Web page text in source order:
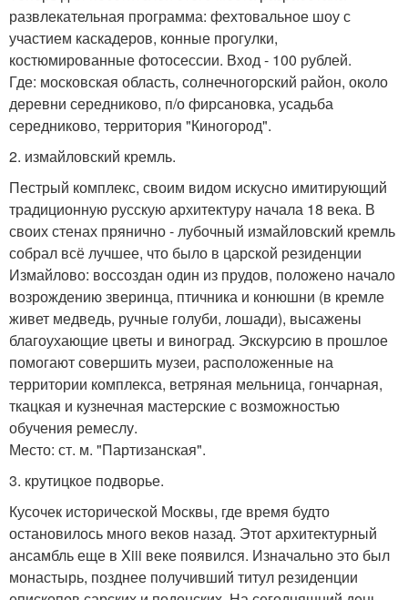
развлекательная программа: фехтовальное шоу с
участием каскадеров, конные прогулки,
костюмированные фотосессии. Вход - 100 рублей.
Где: московская область, солнечногорский район, около
деревни середниково, п/о фирсановка, усадьба
середниково, территория "Киногород".
2. измайловский кремль.
Пестрый комплекс, своим видом искусно имитирующий
традиционную русскую архитектуру начала 18 века. В
своих стенах прянично - лубочный измайловский кремль
собрал всё лучшее, что было в царской резиденции
Измайлово: воссоздан один из прудов, положено начало
возрождению зверинца, птичника и конюшни (в кремле
живет медведь, ручные голуби, лошади), высажены
благоухающие цветы и виноград. Экскурсию в прошлое
помогают совершить музеи, расположенные на
территории комплекса, ветряная мельница, гончарная,
ткацкая и кузнечная мастерские с возможностью
обучения ремеслу.
Место: ст. м. "Партизанская".
3. крутицкое подворье.
Кусочек исторической Москвы, где время будто
остановилось много веков назад. Этот архитектурный
ансамбль еще в Xiii веке появился. Изначально это был
монастырь, позднее получивший титул резиденции